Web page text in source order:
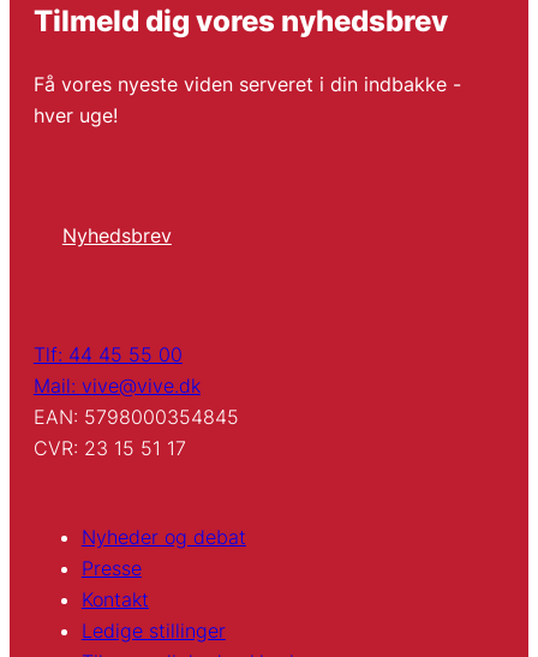
Tilmeld dig vores nyhedsbrev
Få vores nyeste viden serveret i din indbakke -
hver uge!
Nyhedsbrev
Tlf: 44 45 55 00
Mail: vive@vive.dk
EAN: 5798000354845
CVR: 23 15 51 17
Nyheder og debat
Presse
Kontakt
Ledige stillinger